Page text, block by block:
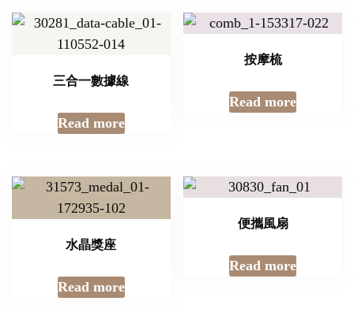
三合一數據線
Read more
按摩梳
Read more
水晶獎座
Read more
便攜風扇
Read more